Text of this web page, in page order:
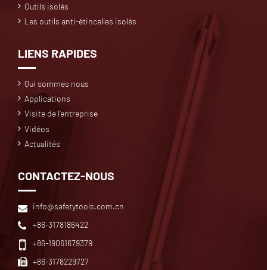
Outils isolés
Les outils anti-étincelles isolés
LIENS RAPIDES
Qui sommes nous
Applications
Visite de l'entreprise
Vidéos
Actualités
CONTACTEZ-NOUS
info@safetytools.com.cn
+86-3178186422
+86-19061679379
+86-3178229727